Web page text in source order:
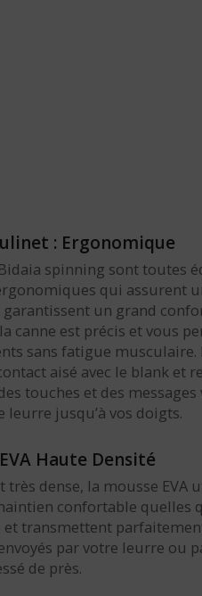
: Ergonomique
spinning sont toutes
qui assurent
un grand
canne est précis et vous
sans fatigue musculaire.
aisé avec le blank et
touches et des
leurre jusqu’à vos doigts.
Haute Densité
très dense, la mousse EVA
confortable quelles
transmettent
par votre leurre ou
de près.